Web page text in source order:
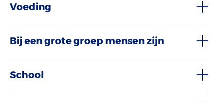
Voeding
Bij een grote groep mensen zijn
School